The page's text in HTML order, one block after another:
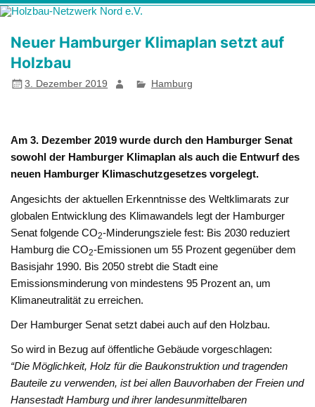
Zum
Inhalt
Holzbau-
Netzwerk Nord
e.V.
Förderung von Bildung im Themenfeld "Holz als klimafreundlicher
Neuer Hamburger Klimaplan setzt auf
Holzbau
3. Dezember 2019 Hamburg
Am 3. Dezember 2019 wurde durch den Hamburger Senat
sowohl der Hamburger Klimaplan als auch die Entwurf des
neuen Hamburger Klimaschutzgesetzes vorgelegt.
Angesichts der aktuellen Erkenntnisse des Weltklimarats zur
globalen Entwicklung des Klimawandels legt der Hamburger
Senat folgende CO2-Minderungsziele fest: Bis 2030 reduziert
Hamburg die CO2-Emissionen um 55 Prozent gegenüber dem
Basisjahr 1990. Bis 2050 strebt die Stadt eine
Emissionsminderung von mindestens 95 Prozent an, um
Klimaneutralität zu erreichen.
Der Hamburger Senat setzt dabei auch auf den Holzbau.
So wird in Bezug auf öffentliche Gebäude vorgeschlagen:
“Die Möglichkeit, Holz für die Baukonstruktion und tragenden
Bauteile zu verwenden, ist bei allen Bauvorhaben der Freien und
Hansestadt Hamburg und ihrer landesunmittelbaren